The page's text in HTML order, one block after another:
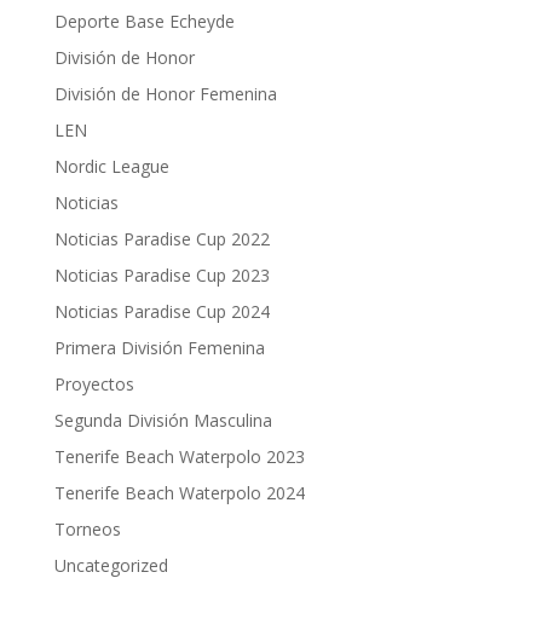
Deporte Base Echeyde
División de Honor
División de Honor Femenina
LEN
Nordic League
Noticias
Noticias Paradise Cup 2022
Noticias Paradise Cup 2023
Noticias Paradise Cup 2024
Primera División Femenina
Proyectos
Segunda División Masculina
Tenerife Beach Waterpolo 2023
Tenerife Beach Waterpolo 2024
Torneos
Uncategorized